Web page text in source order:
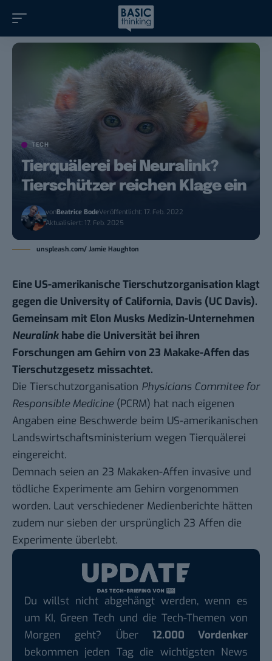
TECH
Tierquälerei bei Neuralink?
Tierschützer reichen Klage ein
vonBeatrice BodeVeröffentlicht: 17. Feb. 2022
Aktualisiert: 17. Feb. 2025
unspleash.com/ Jamie Haughton
Eine US-amerikanische Tierschutzorganisation klagt
gegen die University of California, Davis (UC Davis).
Gemeinsam mit Elon Musks Medizin-Unternehmen
Neuralink habe die Universität bei ihren
Forschungen am Gehirn von 23 Makake-Affen das
Tierschutzgesetz missachtet.
Die Tierschutzorganisation Physicians Commitee for
Responsible Medicine(PCRM) hat nach eigenen
Angaben eine Beschwerde beim US-amerikanischen
Landswirtschaftsministerium wegen Tierquälerei
eingereicht.
Demnach seien an 23 Makaken-Affen invasive und
tödliche Experimente am Gehirn vorgenommen
worden. Laut verschiedener Medienberichte hätten
zudem nur sieben der ursprünglich 23 Affen die
Experimente überlebt.
Du willst nicht abgehängt werden, wenn es
um KI, Green Tech und die Tech-Themen von
Morgen geht? Über 12.000 Vordenker
bekommen jeden Tag die wichtigsten News